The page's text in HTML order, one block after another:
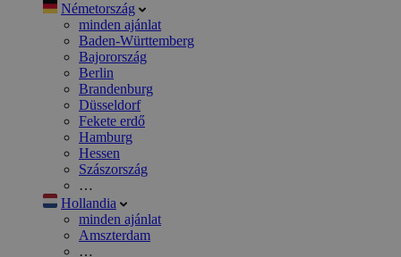
Németország
minden ajánlat
Baden-Württemberg
Bajorország
Berlin
Brandenburg
Düsseldorf
Fekete erdő
Hamburg
Hessen
Szászország
…
Hollandia
minden ajánlat
Amszterdam
…